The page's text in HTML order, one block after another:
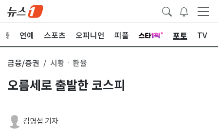
화 연예 스포츠 오피니언 피플 포토 TV
금융/증권 시황ㆍ환율
오름세로 출발한 코스피
김명섭 기자